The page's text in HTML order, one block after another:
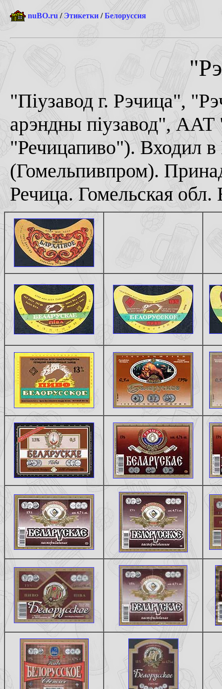
nuBO.ru /Этикетки /Белоруссия
"Пiузавод г. Рэчица",
арэндны пiузавод",
"Речицапиво"). Входил
(Гомельпивпром).
Речица. Гомельская